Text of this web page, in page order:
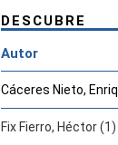
DESCUBRE
Autor
Cáceres Nieto,
Fix Fierro, Héctor (1)